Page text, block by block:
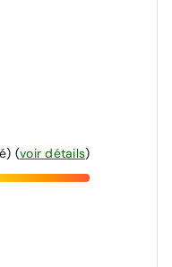
(voir détails)